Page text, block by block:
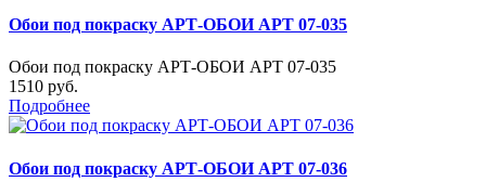
Обои под покраску АРТ-ОБОИ АРТ 07-035
Обои под покраску АРТ-ОБОИ АРТ 07-035
1510 руб.
Подробнее
Обои под покраску АРТ-ОБОИ АРТ 07-036